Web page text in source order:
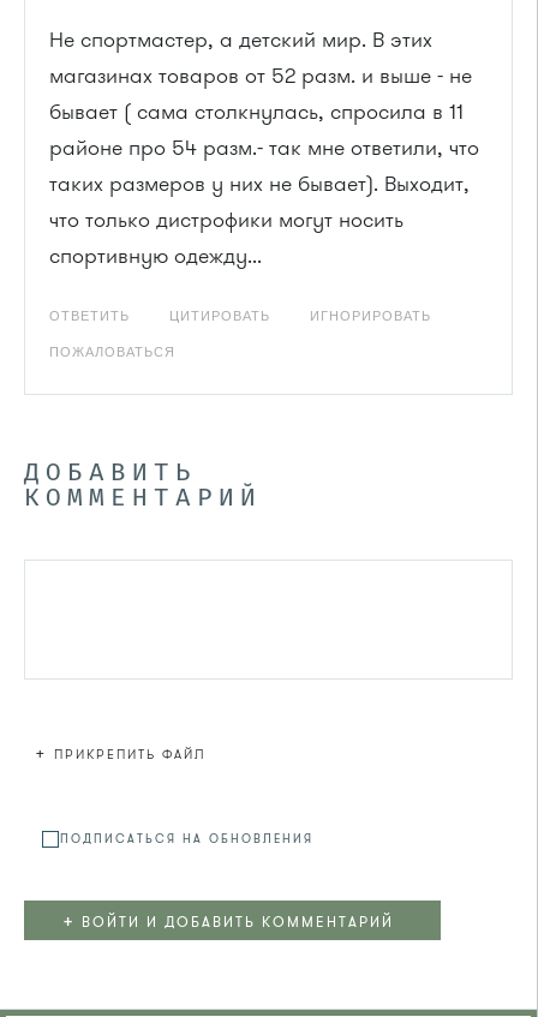
Не спортмастер, а детский мир. В этих
магазинах товаров от 52 разм. и выше - не
бывает ( сама столкнулась, спросила в 11
районе про 54 разм.- так мне ответили, что
таких размеров у них не бывает). Выходит,
что только дистрофики могут носить
спортивную одежду...
ОТВЕТИТЬ ЦИТИРОВАТЬ ИГНОРИРОВАТЬ
ПОЖАЛОВАТЬСЯ
ДОБАВИТЬ
КОММЕНТАРИЙ
+ ПРИКРЕПИТЬ ФАЙЛ
ПОДПИСАТЬСЯ НА ОБНОВЛЕНИЯ
+ ВОЙТИ И ДОБАВИТЬ КОММЕНТАРИЙ